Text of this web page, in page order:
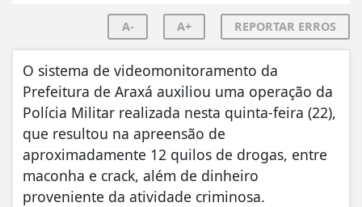
A- A+ REPORTAR ERROS
O sistema de videomonitoramento da
Prefeitura de Araxá auxiliou uma operação da
Polícia Militar realizada nesta quinta-feira (22),
que resultou na apreensão de
aproximadamente 12 quilos de drogas, entre
maconha e crack, além de dinheiro
proveniente da atividade criminosa.